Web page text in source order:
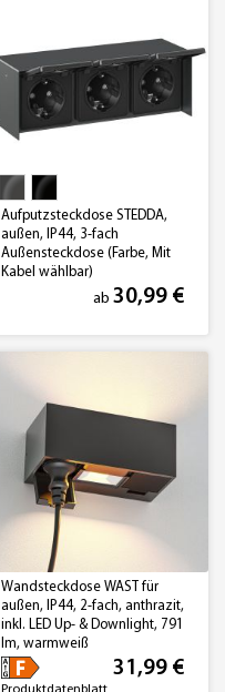
Aufputzsteckdose STEDDA,
außen, IP44, 3-fach
Außensteckdose (Farbe, Mit
Kabel wählbar)
ab 30,99 €
Wandsteckdose WAST für
außen, IP44, 2-fach, anthrazit,
inkl. LED Up- & Downlight, 791
lm, warmweiß
31,99 €